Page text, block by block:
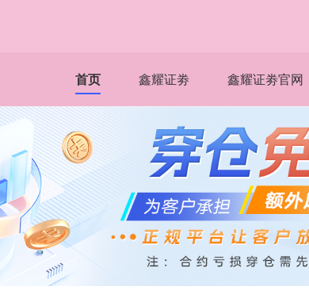
首页 鑫耀证劵 鑫耀证劵官网